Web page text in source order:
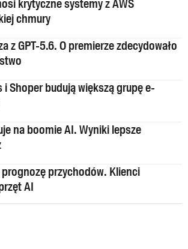
krytyczne systemy z AWS
chmury
z GPT-5.6. O premierze zdecydowało
i Shoper budują większą grupę e-
na boomie AI. Wyniki lepsze
przychodów. Klienci
AI